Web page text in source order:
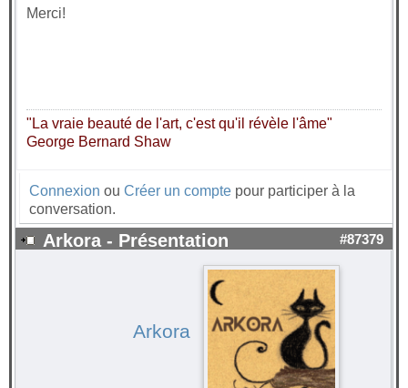
Merci!
"La vraie beauté de l'art, c'est qu'il révèle l'âme"
George Bernard Shaw
Connexion ou Créer un compte pour participer à la
conversation.
Arkora - Présentation #87379
Arkora